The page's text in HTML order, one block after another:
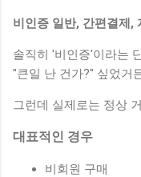
비인증 일반, 간편결제,
솔직히 '비인증'이라는
"큰일 난 건가?" 싶었거
그런데 실제로는 정상
대표적인 경우
비회원 구매